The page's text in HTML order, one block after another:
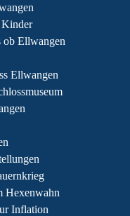
ob Ellwangen
Ellwangen
Hexenwahn
Inflation